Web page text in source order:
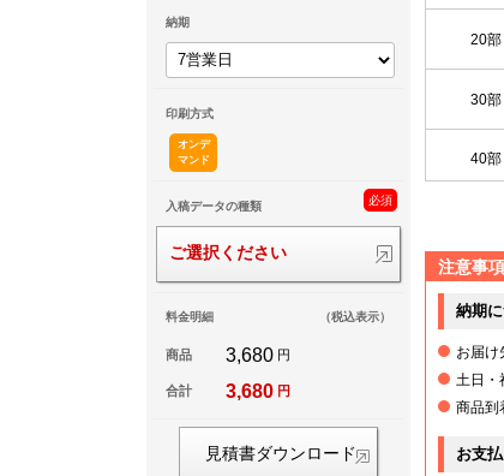
納期
印刷方式
オンデ
マンド
入稿データの種類 必須
ご選択ください
料金明細 （税込表示）
商品 3,680 円
合計 3,680 円
見積書ダウンロード
20部
30部
40部
注意事項
納期
お届け
土日・
商品到
お支